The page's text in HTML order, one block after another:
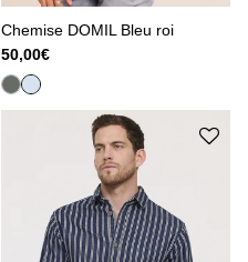
Chemise DOMIL Bleu roi
50,00€